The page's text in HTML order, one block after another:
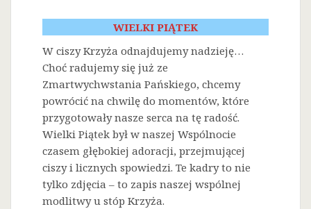
WIELKI PIĄTEK
W ciszy Krzyża odnajdujemy nadzieję…
Choć radujemy się już ze
Zmartwychwstania Pańskiego, chcemy
powrócić na chwilę do momentów, które
przygotowały nasze serca na tę radość.
Wielki Piątek był w naszej Wspólnocie
czasem głębokiej adoracji, przejmującej
ciszy i licznych spowiedzi. Te kadry to nie
tylko zdjęcia – to zapis naszej wspólnej
modlitwy u stóp Krzyża.